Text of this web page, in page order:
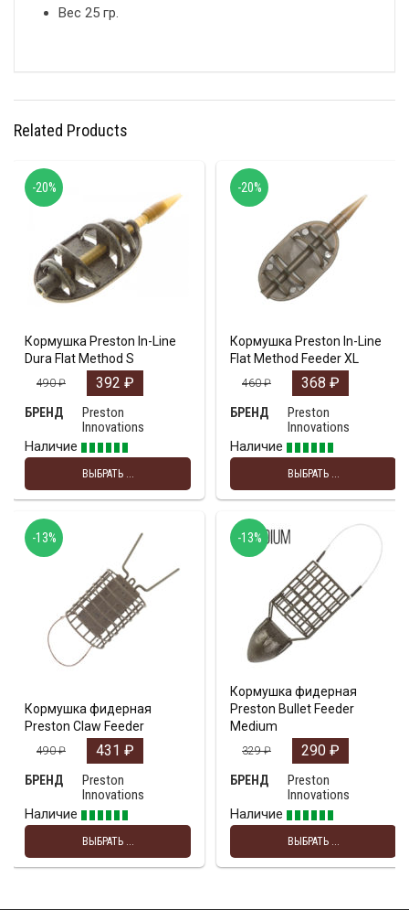
Вес 25 гр.
Related Products
Кормушка Рreston In-Line
Dura Flat Method S
490₽ 392 ₽
БРЕНД
Preston
Innovations
Наличие
ВЫБРАТЬ ...
-20%
Кормушка Preston In-Line
Flat Method Feeder XL
460₽ 368 ₽
БРЕНД
Preston
Innovations
Наличие
ВЫБРАТЬ ...
-20%
Кормушка фидерная
Preston Claw Feeder
490₽ 431 ₽
БРЕНД
Preston
Innovations
Наличие
ВЫБРАТЬ ...
-13%
Кормушка фидерная
Preston Bullet Feeder
Medium
329₽ 290 ₽
БРЕНД
Preston
Innovations
Наличие
ВЫБРАТЬ ...
-13%